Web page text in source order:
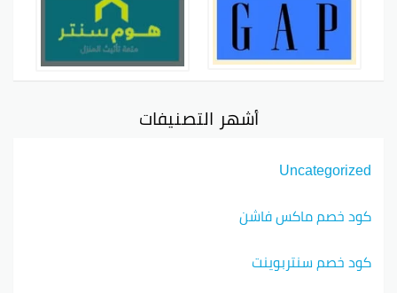
أشهر التصنيفات
Uncategorized
كود خصم ماكس فاشن
كود خصم سنتربوينت